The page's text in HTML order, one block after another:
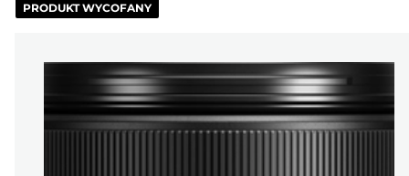
PRODUKT WYCOFANY